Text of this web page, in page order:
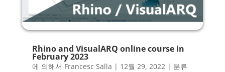
Rhino and VisualARQ online course in
February 2023
에 의해서 Francesc Salla | 12월 29, 2022| 분류